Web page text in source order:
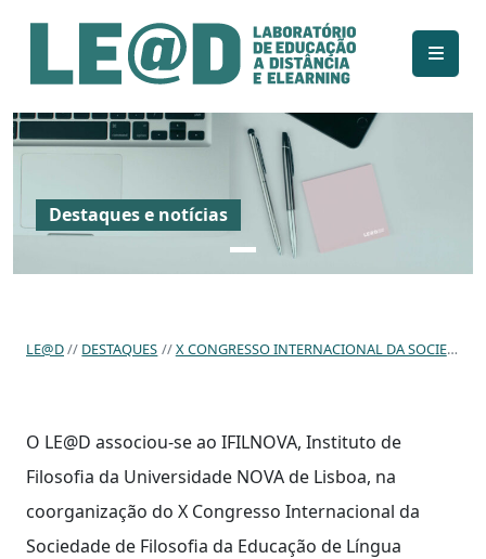
Ir para o conteúdo principal
Informações de acessibilidade
Mapa do site
Destaques e notícias
LE@D DESTAQUES X CONGRESSO INTERNACIONAL DA SOCIEDADE DE FILOSOFIA DA EDUCAÇÃO DE LÍNGUA PORTUGUESA | LISBOA, 9-11 DE SETEMBRO DE 2026 | CHAMADA PARA RESUMOS
O LE@D associou-se ao IFILNOVA, Instituto de
Filosofia da Universidade NOVA de Lisboa, na
coorganização do X Congresso Internacional da
Sociedade de Filosofia da Educação de Língua